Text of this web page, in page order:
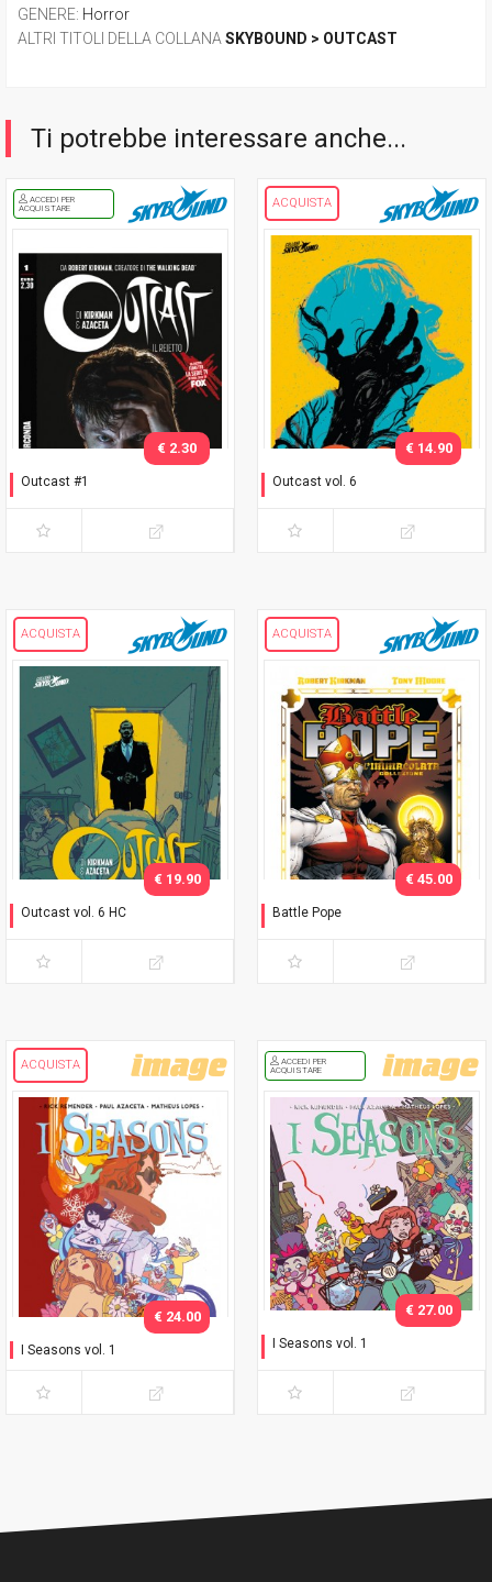
GENERE: Horror
ALTRI TITOLI DELLA COLLANA SKYBOUND > OUTCAST
Ti potrebbe interessare anche...
ACCEDI PER
ACQUISTARE
Outcast #1
variant fotografica
€ 2.30
ACQUISTA
Outcast vol. 6
€ 14.90
ACQUISTA
Outcast vol. 6 HC
€ 19.90
ACQUISTA
Battle Pope
€ 45.00
ACQUISTA
I Seasons vol. 1
€ 24.00
ACCEDI PER
ACQUISTARE
I Seasons vol. 1
2025
€ 27.00